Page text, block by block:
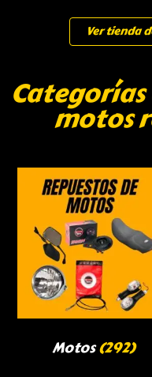
Ver tienda
motos
Motos(292)